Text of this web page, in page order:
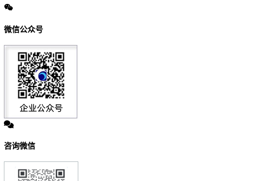
微信公众号
咨询微信